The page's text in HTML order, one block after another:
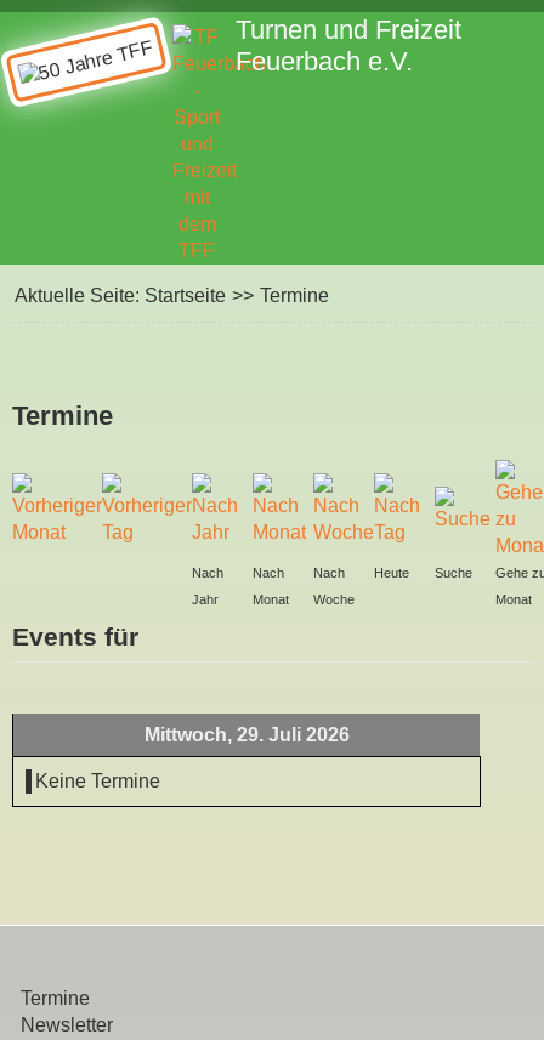
Turnen und Freizeit
Feuerbach e.V.
Aktuelle Seite: Startseite >> Termine
Termine
Nach
Jahr
Nach
Monat
Nach
Woche
Heute Suche
Gehe
Monat
Events für
Mittwoch, 29. Juli 2026
Keine Termine
Termine
Newsletter